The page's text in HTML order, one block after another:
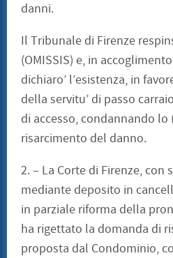
danni.
Il Tribunale di Firenze
(OMISSIS) e, in
dichiaro’ l’esistenza, in
della servitu’ di passo
di accesso, condannando lo
risarcimento del danno.
2. – La Corte di Firenze, con
mediante deposito in
in parziale riforma della
ha rigettato la domanda di
proposta dal Condominio,